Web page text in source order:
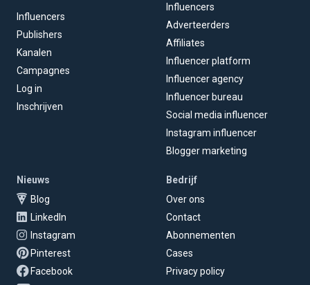
Influencers
Publishers
Kanalen
Campagnes
Log in
Inschrijven
Influencers
Adverteerders
Affiliates
Influencer platform
Influencer agency
Influencer bureau
Social media influencer
Instagram influencer
Blogger marketing
Nieuws
Blog
LinkedIn
Instagram
Pinterest
Facebook
Bedrijf
Over ons
Contact
Abonnementen
Cases
Privacy policy